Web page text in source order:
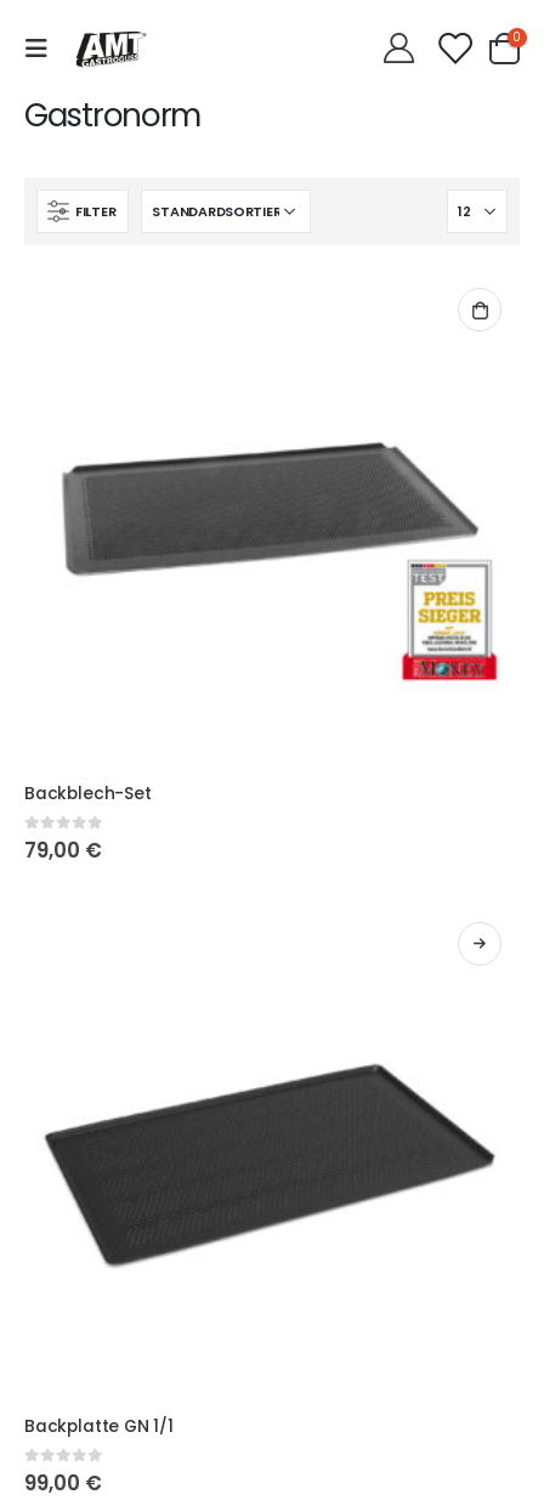
0
Gastronorm
FILTER
Backblech-Set
0out of 5
79,00 €
Dieses Produkt weist mehrere Varianten auf. Die
Backplatte GN 1/1
0out of 5
99,00 €